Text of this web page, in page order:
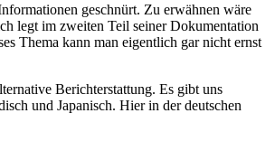
geschnürt. Zu erwähnen wäre
legt im zweiten Teil seiner Dokumentation
Thema kann man eigentlich gar nicht ernst
Berichterstattung. Es gibt uns
und Japanisch. Hier in der deutschen